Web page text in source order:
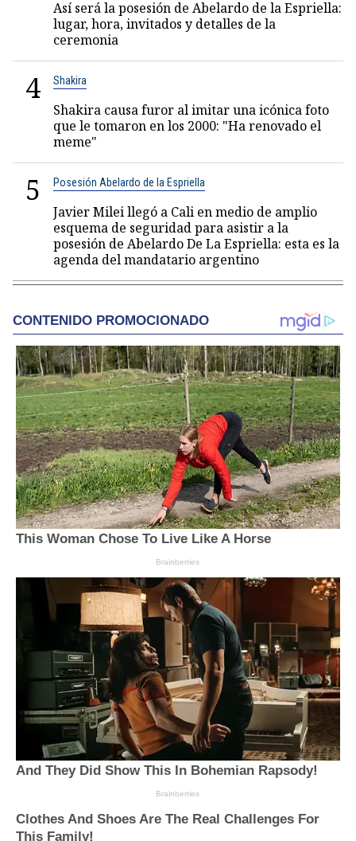
Así será la posesión de Abelardo de la Espriella:
lugar, hora, invitados y detalles de la
ceremonia
4 Shakira
Shakira causa furor al imitar una icónica foto
que le tomaron en los 2000: "Ha renovado el
meme"
5 Posesión Abelardo de la Espriella
Javier Milei llegó a Cali en medio de amplio
esquema de seguridad para asistir a la
posesión de Abelardo De La Espriella: esta es la
agenda del mandatario argentino